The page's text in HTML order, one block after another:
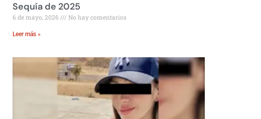
Sequía de 2025
6 de mayo, 2026 No hay comentarios
Leer más »